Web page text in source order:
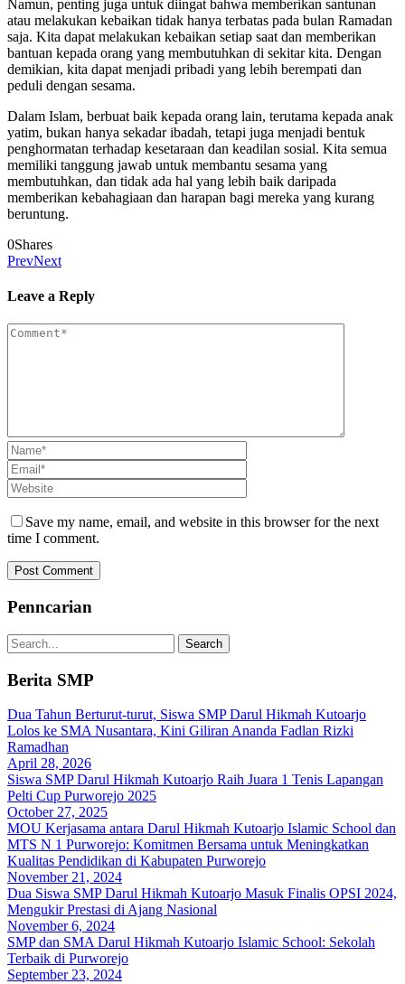
Namun, penting juga untuk diingat bahwa memberikan santunan
atau melakukan kebaikan tidak hanya terbatas pada bulan Ramadan
saja. Kita dapat melakukan kebaikan setiap saat dan memberikan
bantuan kepada orang yang membutuhkan di sekitar kita. Dengan
demikian, kita dapat menjadi pribadi yang lebih berempati dan
peduli dengan sesama.
Dalam Islam, berbuat baik kepada orang lain, terutama kepada anak
yatim, bukan hanya sekadar ibadah, tetapi juga menjadi bentuk
penghormatan terhadap kesetaraan dan keadilan sosial. Kita semua
memiliki tanggung jawab untuk membantu sesama yang
membutuhkan, dan tidak ada hal yang lebih baik daripada
memberikan kebahagiaan dan harapan bagi mereka yang kurang
beruntung.
0Shares
PrevNext
Leave a Reply
Save my name, email, and website in this browser for the next
time I comment.
Penncarian
Berita SMP
Dua Tahun Berturut-turut, Siswa SMP Darul Hikmah Kutoarjo
Lolos ke SMA Nusantara, Kini Giliran Ananda Fadlan Rizki
Ramadhan
April 28, 2026
Siswa SMP Darul Hikmah Kutoarjo Raih Juara 1 Tenis Lapangan
Pelti Cup Purworejo 2025
October 27, 2025
MOU Kerjasama antara Darul Hikmah Kutoarjo Islamic School dan
MTS N 1 Purworejo: Komitmen Bersama untuk Meningkatkan
Kualitas Pendidikan di Kabupaten Purworejo
November 21, 2024
Dua Siswa SMP Darul Hikmah Kutoarjo Masuk Finalis OPSI 2024,
Mengukir Prestasi di Ajang Nasional
November 6, 2024
SMP dan SMA Darul Hikmah Kutoarjo Islamic School: Sekolah
Terbaik di Purworejo
September 23, 2024